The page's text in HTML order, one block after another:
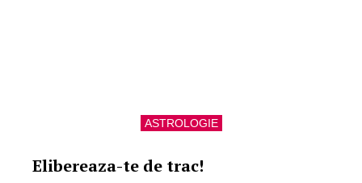
ASTROLOGIE
Elibereaza-te de trac!